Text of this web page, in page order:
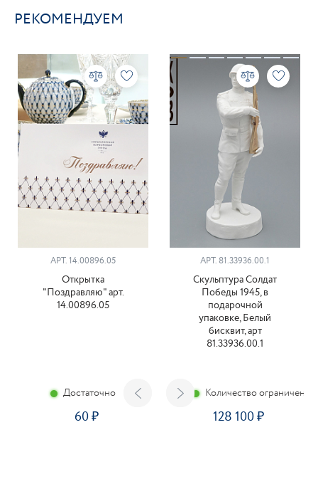
РЕКОМЕНДУЕМ
АРТ. 14.00896.05
Открытка
"Поздравляю" арт.
14.00896.05
Достаточно
60
АРТ. 81.33936.00.1
Скульптура Солдат
Победы 1945, в
подарочной
упаковке, Белый
бисквит, арт
81.33936.00.1
Количество ограничено
128 100